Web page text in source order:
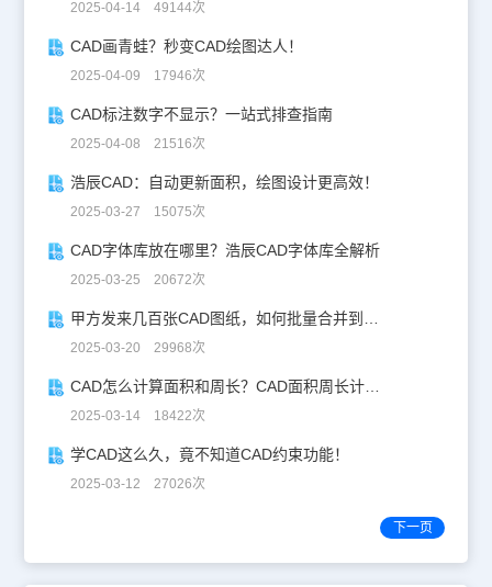
2025-04-14 49144次
CAD画青蛙？秒变CAD绘图达人！
2025-04-09 17946次
CAD标注数字不显示？一站式排查指南
2025-04-08 21516次
浩辰CAD：自动更新面积，绘图设计更高效！
2025-03-27 15075次
CAD字体库放在哪里？浩辰CAD字体库全解析
2025-03-25 20672次
甲方发来几百张CAD图纸，如何批量合并到一张设计图中？
2025-03-20 29968次
CAD怎么计算面积和周长？CAD面积周长计算全攻略
2025-03-14 18422次
学CAD这么久，竟不知道CAD约束功能！
2025-03-12 27026次
下一页